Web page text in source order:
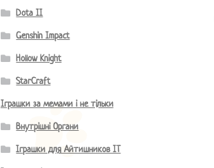
Dota II
Genshin Impact
Hollow Knight
StarCraft
Іграшки за мемами і не тільки
Внутрішні Органи
Іграшки для Айтишников IT